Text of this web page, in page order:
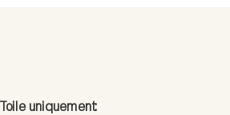
Toile uniquement: